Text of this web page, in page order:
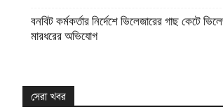
বনবিট কর্মকর্তার নির্দেশে ভিলেজারের গাছ কেটে
মারধরের অভিযোগ
সেরা খবর